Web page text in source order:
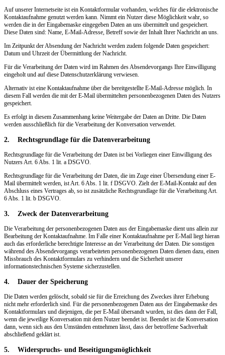
Auf unserer Internetseite ist ein Kontaktformular vorhanden, welches für die elektronische
Kontaktaufnahme genutzt werden kann. Nimmt ein Nutzer diese Möglichkeit wahr, so
werden die in der Eingabemaske eingegeben Daten an uns übermittelt und gespeichert.
Diese Daten sind: Name, E-Mail-Adresse, Betreff sowie der Inhalt Ihrer Nachricht an uns.
Im Zeitpunkt der Absendung der Nachricht werden zudem folgende Daten gespeichert:
Datum und Uhrzeit der Übermittlung der Nachricht.
Für die Verarbeitung der Daten wird im Rahmen des Absendevorgangs Ihre Einwilligung
eingeholt und auf diese Datenschutzerklärung verwiesen.
Alternativ ist eine Kontaktaufnahme über die bereitgestellte E-Mail-Adresse möglich. In
diesem Fall werden die mit der E-Mail übermittelten personenbezogenen Daten des Nutzers
gespeichert.
Es erfolgt in diesem Zusammenhang keine Weitergabe der Daten an Dritte. Die Daten
werden ausschließlich für die Verarbeitung der Konversation verwendet.
2. Rechtsgrundlage für die Datenverarbeitung
Rechtsgrundlage für die Verarbeitung der Daten ist bei Vorliegen einer Einwilligung des
Nutzers Art. 6 Abs. 1 lit. a DSGVO.
Rechtsgrundlage für die Verarbeitung der Daten, die im Zuge einer Übersendung einer E-
Mail übermittelt werden, ist Art. 6 Abs. 1 lit. f DSGVO. Zielt der E-Mail-Kontakt auf den
Abschluss eines Vertrages ab, so ist zusätzliche Rechtsgrundlage für die Verarbeitung Art.
6 Abs. 1 lit. b DSGVO.
3. Zweck der Datenverarbeitung
Die Verarbeitung der personenbezogenen Daten aus der Eingabemaske dient uns allein zur
Bearbeitung der Kontaktaufnahme. Im Falle einer Kontaktaufnahme per E-Mail liegt hieran
auch das erforderliche berechtigte Interesse an der Verarbeitung der Daten. Die sonstigen
während des Absendevorgangs verarbeiteten personenbezogenen Daten dienen dazu, einen
Missbrauch des Kontaktformulars zu verhindern und die Sicherheit unserer
informationstechnischen Systeme sicherzustellen.
4. Dauer der Speicherung
Die Daten werden gelöscht, sobald sie für die Erreichung des Zweckes ihrer Erhebung
nicht mehr erforderlich sind. Für die personenbezogenen Daten aus der Eingabemaske des
Kontaktformulars und diejenigen, die per E-Mail übersandt wurden, ist dies dann der Fall,
wenn die jeweilige Konversation mit dem Nutzer beendet ist. Beendet ist die Konversation
dann, wenn sich aus den Umständen entnehmen lässt, dass der betroffene Sachverhalt
abschließend geklärt ist.
5. Widerspruchs- und Beseitigungsmöglichkeit